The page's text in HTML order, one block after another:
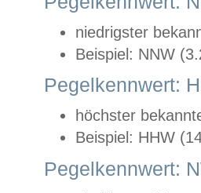
niedrigster
Beispiel: NNW
Pegelkennwert:
höchster
Beispiel: HHW
Pegelkennwert: